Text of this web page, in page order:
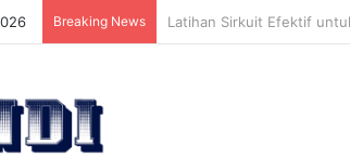
Breaking News Strategi Mengatur